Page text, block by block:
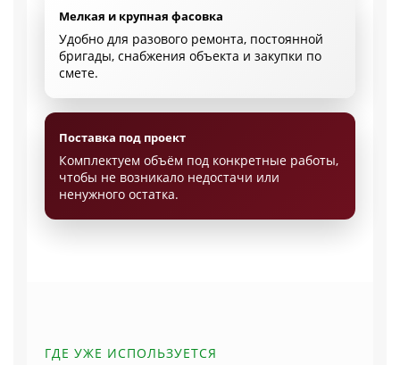
Мелкая и крупная фасовка
Удобно для разового ремонта, постоянной
бригады, снабжения объекта и закупки по
смете.
Поставка под проект
Комплектуем объём под конкретные работы,
чтобы не возникало недостачи или
ненужного остатка.
ГДЕ УЖЕ ИСПОЛЬЗУЕТСЯ